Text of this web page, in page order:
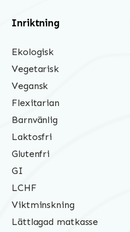
Inriktning
Ekologisk
Vegetarisk
Vegansk
Flexitarian
Barnvänlig
Laktosfri
Glutenfri
GI
LCHF
Viktminskning
Lättlagad matkasse